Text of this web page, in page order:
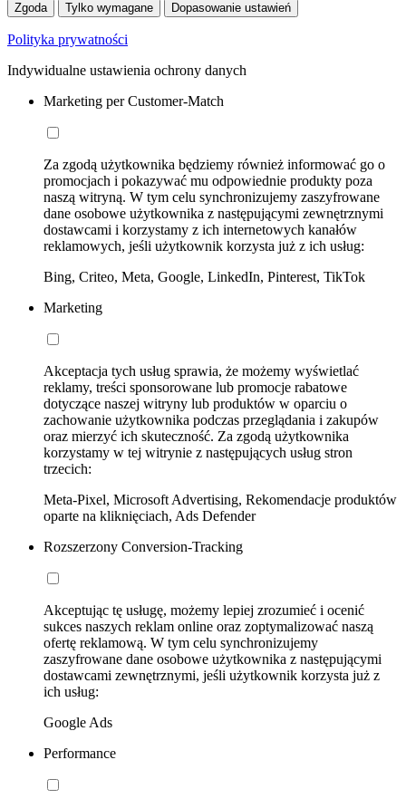
Zgoda Tylko wymagane Dopasowanie ustawień
Polityka prywatności
Indywidualne ustawienia ochrony danych
Marketing per Customer-Match
Za zgodą użytkownika będziemy również informować go o
promocjach i pokazywać mu odpowiednie produkty poza
naszą witryną. W tym celu synchronizujemy zaszyfrowane
dane osobowe użytkownika z następującymi zewnętrznymi
dostawcami i korzystamy z ich internetowych kanałów
reklamowych, jeśli użytkownik korzysta już z ich usług:
Bing, Criteo, Meta, Google, LinkedIn, Pinterest, TikTok
Marketing
Akceptacja tych usług sprawia, że możemy wyświetlać
reklamy, treści sponsorowane lub promocje rabatowe
dotyczące naszej witryny lub produktów w oparciu o
zachowanie użytkownika podczas przeglądania i zakupów
oraz mierzyć ich skuteczność. Za zgodą użytkownika
korzystamy w tej witrynie z następujących usług stron
trzecich:
Meta-Pixel, Microsoft Advertising, Rekomendacje produktów
oparte na kliknięciach, Ads Defender
Rozszerzony Conversion-Tracking
Akceptując tę usługę, możemy lepiej zrozumieć i ocenić
sukces naszych reklam online oraz zoptymalizować naszą
ofertę reklamową. W tym celu synchronizujemy
zaszyfrowane dane osobowe użytkownika z następującymi
dostawcami zewnętrznymi, jeśli użytkownik korzysta już z
ich usług:
Google Ads
Performance